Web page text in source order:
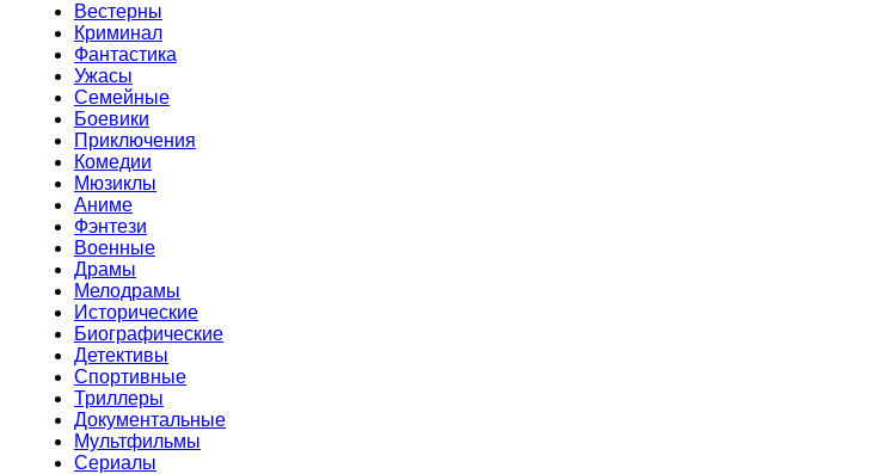
Вестерны
Криминал
Фантастика
Ужасы
Семейные
Боевики
Приключения
Комедии
Мюзиклы
Аниме
Фэнтези
Военные
Драмы
Мелодрамы
Исторические
Биографические
Детективы
Спортивные
Триллеры
Документальные
Мультфильмы
Сериалы